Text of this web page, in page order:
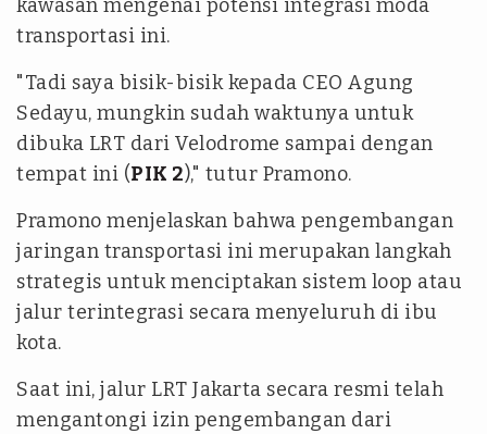
kawasan mengenai potensi integrasi moda
transportasi ini.
"Tadi saya bisik-bisik kepada CEO Agung
Sedayu, mungkin sudah waktunya untuk
dibuka LRT dari Velodrome sampai dengan
tempat ini (PIK 2)," tutur Pramono.
Pramono menjelaskan bahwa pengembangan
jaringan transportasi ini merupakan langkah
strategis untuk menciptakan sistem loop atau
jalur terintegrasi secara menyeluruh di ibu
kota.
Saat ini, jalur LRT Jakarta secara resmi telah
mengantongi izin pengembangan dari